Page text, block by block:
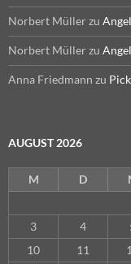
Norbert Müller zu
Norbert Müller zu
Anna Friedmann zu
AUGUST 2026
M D
3
4
10
11